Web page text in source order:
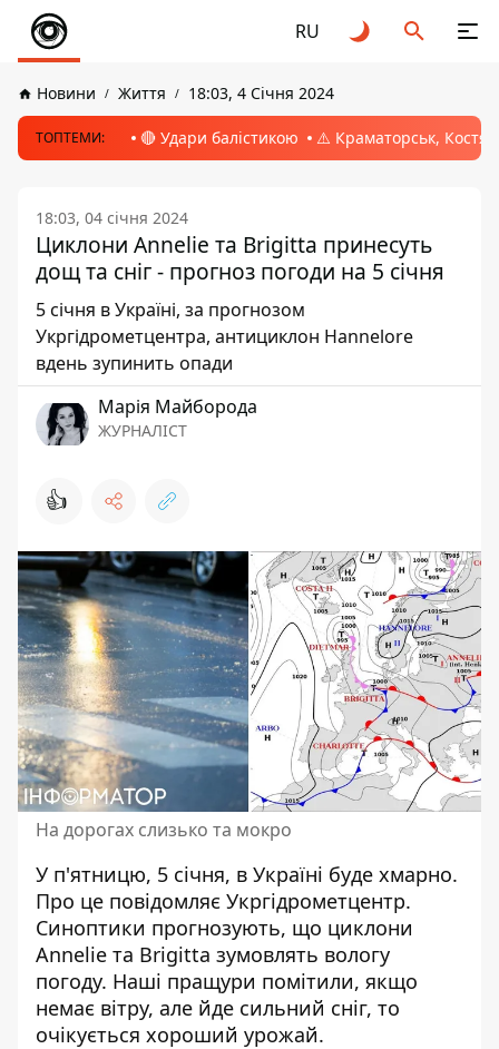
RU
Новини Життя 18:03, 4 Січня 2024
ТОПТЕМИ: 🔴 Удари балістикою ⚠️ Краматорськ,
18:03, 04 січня 2024
Циклони Annelie та Brigitta принесуть
дощ та сніг - прогноз погоди на 5 січня
5 січня в Україні, за прогнозом
Укргідрометцентра, антициклон Hannelore
вдень зупинить опади
Марія Майборода
ЖУРНАЛІСТ
👍
На дорогах слизько та мокро
У п'ятницю, 5 січня, в Україні буде хмарно.
Про це повідомляє Укргідрометцентр.
Синоптики прогнозують, що циклони
Annelie та Brigitta зумовлять вологу
погоду. Наші пращури помітили, якщо
немає вітру, але йде сильний сніг, то
очікується хороший урожай.